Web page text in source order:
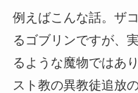
例えばこんな話。ザ
るゴブリンですが、
るような魔物ではあ
スト教の異教徒追放